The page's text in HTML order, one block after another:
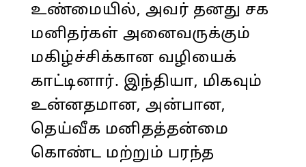
உண்மையில், அவர் தனது சக
மனிதர்கள் அனைவருக்கும்
மகிழ்ச்சிக்கான வழியைக்
காட்டினார். இந்தியா, மிகவும்
உன்னதமான, அன்பான,
தெய்வீக மனிதத்தன்மை
கொண்ட மற்றும் பரந்த